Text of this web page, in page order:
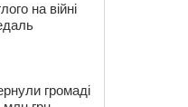
на війні
громаді